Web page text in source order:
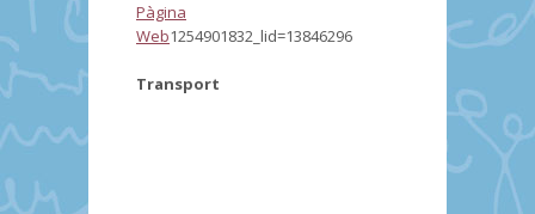
Pàgina
Web1254901832_lid=13846296
Transport